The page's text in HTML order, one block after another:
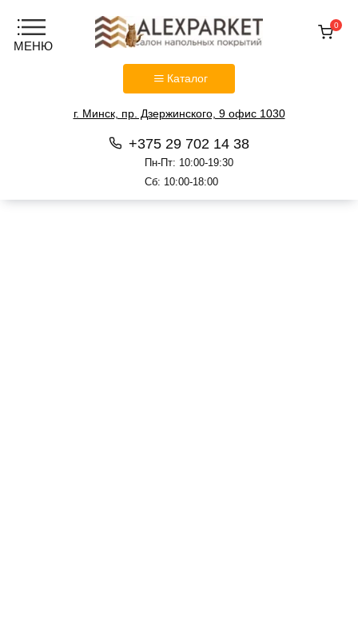
Каталог
г. Минск, пр. Дзержинского, 9 офис 1030
+375 29 702 14 38
Пн-Пт: 10:00-19:30
Сб: 10:00-18:00
0